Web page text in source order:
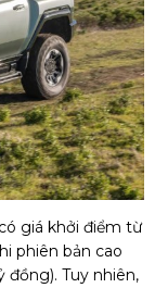
giá khởi điểm từ
phiên bản cao
đồng). Tuy nhiên,